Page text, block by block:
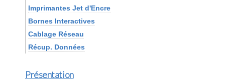
Imprimantes Jet d'Encre
Bornes Interactives
Cablage Réseau
Récup. Données
Présentation